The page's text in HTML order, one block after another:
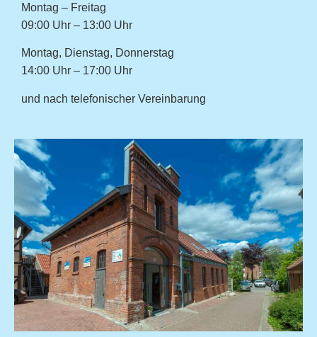
Montag – Freitag
09:00 Uhr – 13:00 Uhr
Montag, Dienstag, Donnerstag
14:00 Uhr – 17:00 Uhr
und nach telefonischer Vereinbarung